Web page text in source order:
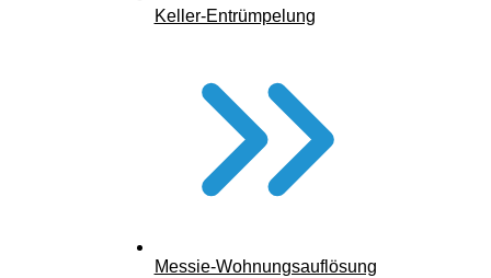
Keller-Entrümpelung
Messie-Wohnungsauflösung